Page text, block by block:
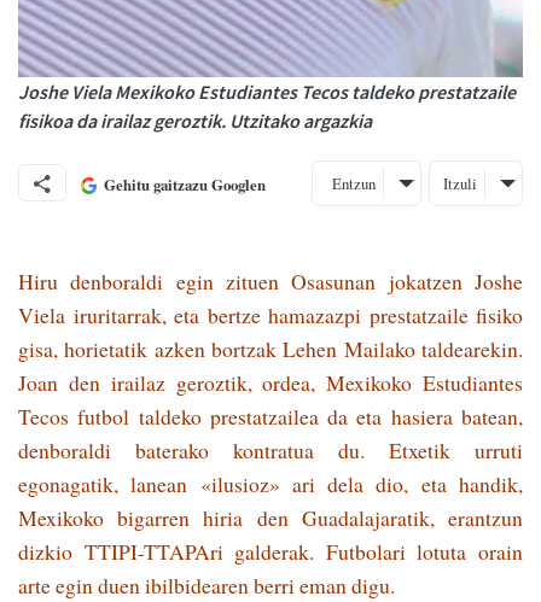
Joshe Viela Mexikoko Estudiantes Tecos taldeko prestatzaile
fisikoa da irailaz geroztik. Utzitako argazkia
Gehitu gaitzazu Googlen Entzun Itzuli
Hiru denboraldi egin zituen Osasunan joka­tzen Joshe
Viela iruritarrak, eta bertze hamazazpi prestatzaile fisiko
gisa, horietatik azken bortzak Lehen Mailako taldearekin.
Joan den irailaz geroztik, ordea, Mexikoko Estudiantes
Tecos futbol taldeko prestatzailea da eta ha­siera batean,
denboraldi baterako kontratua du. Etxetik urruti
egonagatik, lanean «ilusioz» ari dela dio, eta handik,
Mexikoko bigarren hiria den Guadalajaratik, erantzun
dizkio TTIPI-TTAPAri galderak. Futbolari lotuta orain
arte egin duen ibilbidearen berri eman digu.